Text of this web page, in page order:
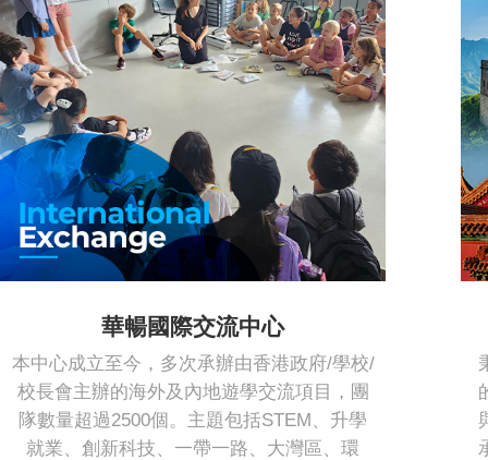
華暢國際交流中心
本中心成立至今，多次承辦由香港政府/學校/
校長會主辦的海外及內地遊學交流項目，團
隊數量超過2500個。主題包括STEM、升學
就業、創新科技、一帶一路、大灣區、環